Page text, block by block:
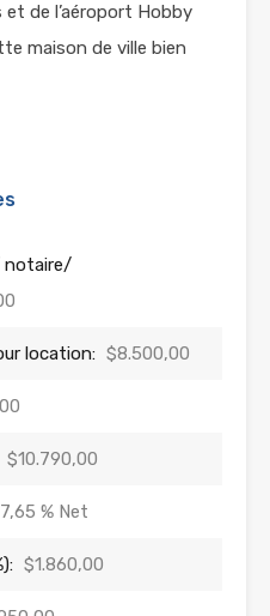
de l’aéroport Hobby
maison de ville bien
notaire/
location: $8.500,00
$10.790,00
7,65 % Net
$1.860,00